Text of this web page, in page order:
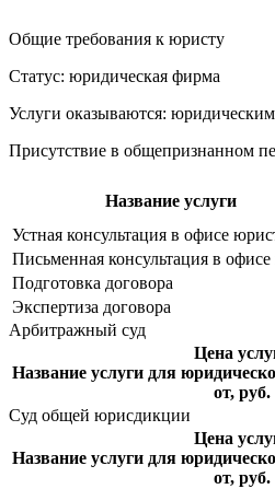
Общие требования к юристу
Статус: юридическая фирма
Услуги оказываются:
Присутствие в общепризнанном
Название услуги
Устная консультация в офисе
Письменная консультация в
Подготовка договора
Экспертиза договора
Арбитражный суд
Название услуги
Цена
для
от, руб.
Суд общей юрисдикции
Название услуги
Цена
для
от, руб.